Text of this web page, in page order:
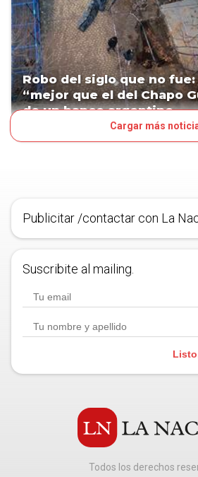
Robo del siglo que no
“mejor que el del Chapo
de un banco argentino
Cargar más
Publicitar /contactar con La
Suscribite al mailing.
Todos los derechos